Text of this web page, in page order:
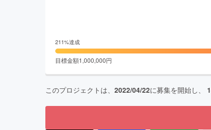
211%達成
目標金額1,000,000円
このプロジェクトは、 2022/04/22に募集を開始し、